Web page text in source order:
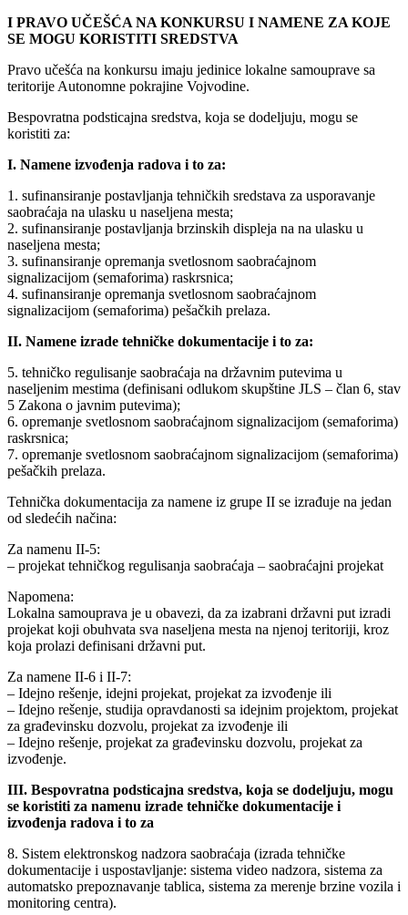
I PRAVO UČEŠĆA NA KONKURSU I NAMENE ZA KOJE
SE MOGU KORISTITI SREDSTVA
Pravo učešća na konkursu imaju jedinice lokalne samouprave sa
teritorije Autonomne pokrajine Vojvodine.
Bespovratna podsticajna sredstva, koja se dodeljuju, mogu se
koristiti za:
I. Namene izvođenja radova i to za:
1. sufinansiranje postavljanja tehničkih sredstava za usporavanje
saobraćaja na ulasku u naseljena mesta;
2. sufinansiranje postavljanja brzinskih displeja na na ulasku u
naseljena mesta;
3. sufinansiranje opremanja svetlosnom saobraćajnom
signalizacijom (semaforima) raskrsnica;
4. sufinansiranje opremanja svetlosnom saobraćajnom
signalizacijom (semaforima) pešačkih prelaza.
II. Namene izrade tehničke dokumentacije i to za:
5. tehničko regulisanje saobraćaja na državnim putevima u
naseljenim mestima (definisani odlukom skupštine JLS – član 6, stav
5 Zakona o javnim putevima);
6. opremanje svetlosnom saobraćajnom signalizacijom (semaforima)
raskrsnica;
7. opremanje svetlosnom saobraćajnom signalizacijom (semaforima)
pešačkih prelaza.
Tehnička dokumentacija za namene iz grupe II se izrađuje na jedan
od sledećih načina:
Za namenu II-5:
– projekat tehničkog regulisanja saobraćaja – saobraćajni projekat
Napomena:
Lokalna samouprava je u obavezi, da za izabrani državni put izradi
projekat koji obuhvata sva naseljena mesta na njenoj teritoriji, kroz
koja prolazi definisani državni put.
Za namene II-6 i II-7:
– Idejno rešenje, idejni projekat, projekat za izvođenje ili
– Idejno rešenje, studija opravdanosti sa idejnim projektom, projekat
za građevinsku dozvolu, projekat za izvođenje ili
– Idejno rešenje, projekat za građevinsku dozvolu, projekat za
izvođenje.
III. Bespovratna podsticajna sredstva, koja se dodeljuju, mogu
se koristiti za namenu izrade tehničke dokumentacije i
izvođenja radova i to za
8. Sistem elektronskog nadzora saobraćaja (izrada tehničke
dokumentacije i uspostavljanje: sistema video nadzora, sistema za
automatsko prepoznavanje tablica, sistema za merenje brzine vozila i
monitoring centra).